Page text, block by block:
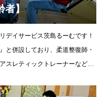
者】
デイサービス茨島るーむです！
と併設しており、柔道整復師・
スレティックトレーナーなどが